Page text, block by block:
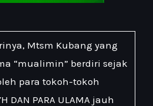
Mtsm Kubang yang
“mualimin” berdiri sejak
para tokoh-tokoh
DAN PARA ULAMA jauh